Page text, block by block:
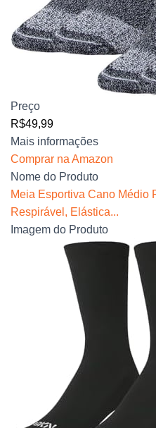
Preço
R$49,99
Mais informações
Comprar na Amazon
Nome do Produto
Meia Esportiva Cano Médio
Respirável, Elástica...
Imagem do Produto